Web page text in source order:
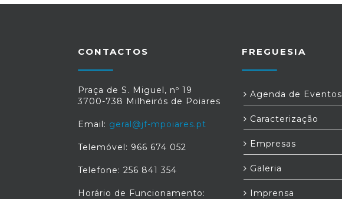
CONTACTOS
Praça de S. Miguel, nº 19
3700-738 Milheirós de Poiares
Email: geral@jf-mpoiares.pt
Telemóvel: 966 674 052
Telefone: 256 841 354
Horário de Funcionamento:
FREGUESIA
Agenda de Eventos
Caracterização
Empresas
Galeria
Imprensa